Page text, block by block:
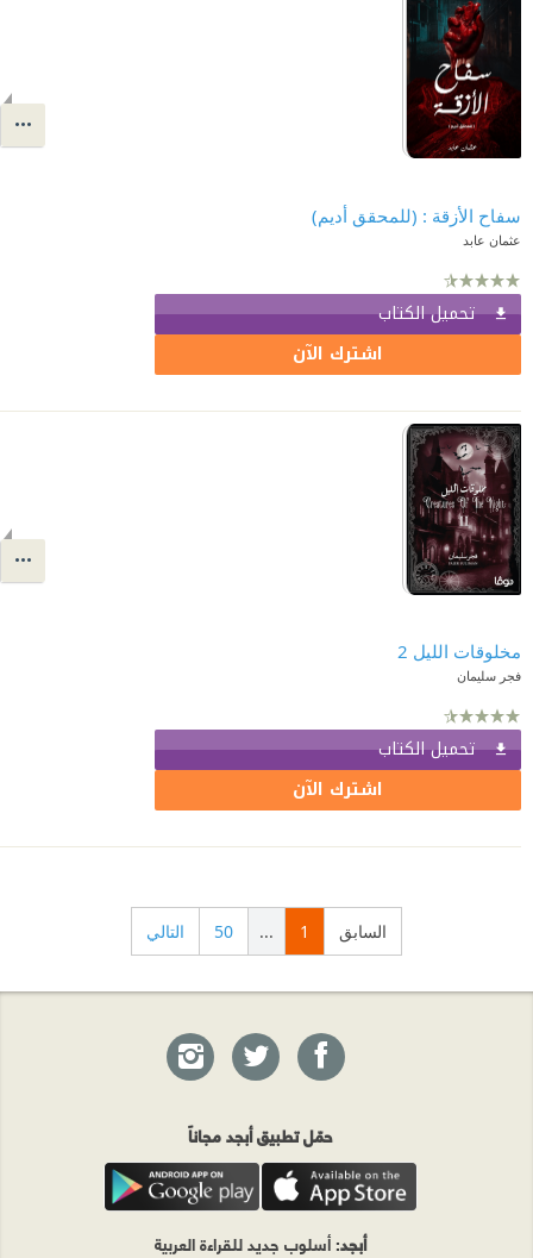
سفاح الأزقة : (للمحقق أديم)
عثمان عابد
تحميل الكتاب
اشترك الآن
مخلوقات الليل 2
فجر سليمان
تحميل الكتاب
اشترك الآن
السابق 1
...
50 التالي
حمّل تطبيق أبجد مجاناً
أبجد: أسلوب جديد للقراءة العربية